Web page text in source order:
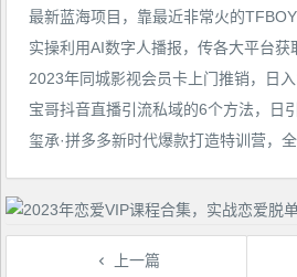
2023年同城影视会员卡上门推销，日
宝哥抖音直播引流私域的6个方法，日
上一篇